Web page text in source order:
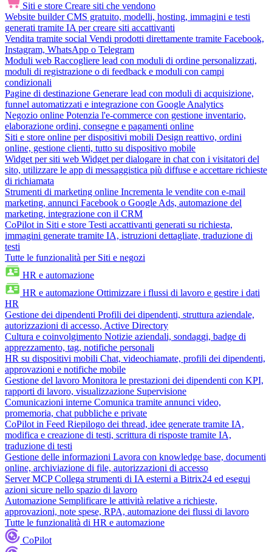
Siti e store Creare siti che vendono
Website builder CMS gratuito, modelli, hosting, immagini e testi
generati tramite IA per creare siti accattivanti
Vendita tramite social Vendi prodotti direttamente tramite Facebook,
Instagram, WhatsApp o Telegram
Moduli web Raccogliere lead con moduli di ordine personalizzati,
moduli di registrazione o di feedback e moduli con campi
condizionali
Pagine di destinazione Generare lead con moduli di acquisizione,
funnel automatizzati e integrazione con Google Analytics
Negozio online Potenzia l'e-commerce con gestione inventario,
elaborazione ordini, consegne e pagamenti online
Siti e store online per dispositivi mobili Design reattivo, ordini
online, gestione clienti, tutto su dispositivo mobile
Widget per siti web Widget per dialogare in chat con i visitatori del
sito, utilizzare le app di messaggistica più diffuse e accettare richieste
di richiamata
Strumenti di marketing online Incrementa le vendite con e-mail
marketing, annunci Facebook o Google Ads, automazione del
marketing, integrazione con il CRM
CoPilot in Siti e store Testi accattivanti generati su richiesta,
immagini generate tramite IA, istruzioni dettagliate, traduzione di
testi
Tutte le funzionalità per Siti e negozi
HR e automazione
HR e automazione Ottimizzare i flussi di lavoro e gestire i dati
HR
Gestione dei dipendenti Profili dei dipendenti, struttura aziendale,
autorizzazioni di accesso, Active Directory
Cultura e coinvolgimento Notizie aziendali, sondaggi, badge di
apprezzamento, tag, notifiche personali
HR su dispositivi mobili Chat, videochiamate, profili dei dipendenti,
approvazioni e notifiche mobile
Gestione del lavoro Monitora le prestazioni dei dipendenti con KPI,
rapporti di lavoro, visualizzazione Supervisione
Comunicazioni interne Comunica tramite annunci video,
promemoria, chat pubbliche e private
CoPilot in Feed Riepilogo dei thread, idee generate tramite IA,
modifica e creazione di testi, scrittura di risposte tramite IA,
traduzione di testi
Gestione delle informazioni Lavora con knowledge base, documenti
online, archiviazione di file, autorizzazioni di accesso
Server MCP Collega strumenti di IA esterni a Bitrix24 ed esegui
azioni sicure nello spazio di lavoro
Automazione Semplificare le attività relative a richieste,
approvazioni, note spese, RPA, automazione dei flussi di lavoro
Tutte le funzionalità di HR e automazione
CoPilot